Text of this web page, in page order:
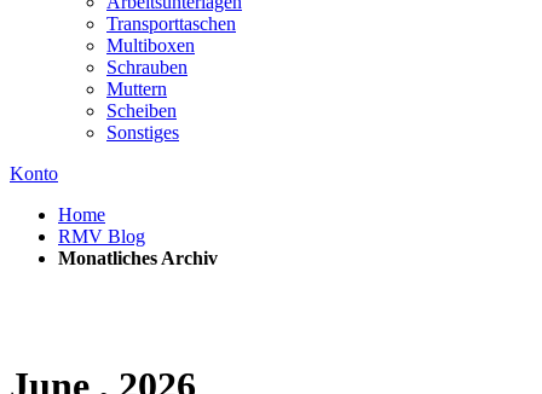
Transporttaschen
Multiboxen
Schrauben
Muttern
Scheiben
Sonstiges
Konto
Home
RMV Blog
Monatliches Archiv